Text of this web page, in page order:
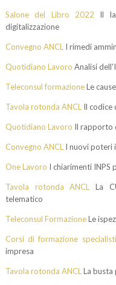
Salone del Libro 2022 Il
digitalizzazione
Convegno ANCL I rimedi
Quotidiano Lavoro Analisi
Teleconsul formazioneLe
Tavola rotonda ANCL Il codice
Quotidiano Lavoro Il rapporto
Convegno ANCL I nuovi poteri
One Lavoro I chiarimenti INPS
Tavola rotonda ANCL
La
telematico
Teleconsul FormazioneLe
Corsi di formazione
impresa
Tavola rotonda ANCL La